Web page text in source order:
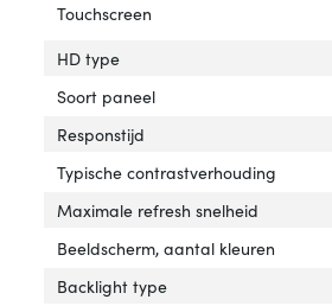
Touchscreen
HD type
Soort paneel
Responstijd
Typische contrastverhouding
Maximale refresh snelheid
Beeldscherm, aantal kleuren
Backlight type